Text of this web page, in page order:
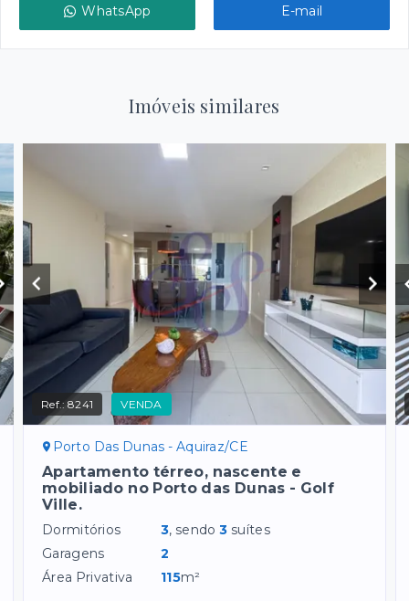
WhatsApp E-mail
Imóveis similares
Ref.:8241 VENDA
Porto Das Dunas - Aquiraz/CE
Apartamento térreo, nascente e
mobiliado no Porto das Dunas - Golf
Ville.
Dormitórios 3, sendo3 suítes
Garagens
2
Área Privativa
115m²